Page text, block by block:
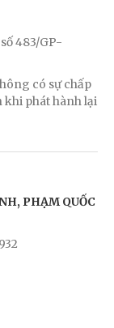
483/GP-
có sự chấp
khi phát hành lại
PHẠM QUỐC